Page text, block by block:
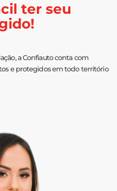
ter seu
a Confiauto conta com
e protegidos em todo território